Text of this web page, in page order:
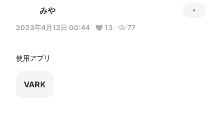
みや
2023年4月12日 00:44 13 77
使用アプリ
VARK